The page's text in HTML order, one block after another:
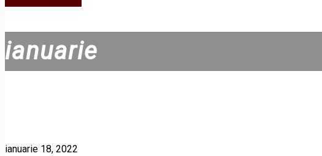
ianuarie
ianuarie 18, 2022